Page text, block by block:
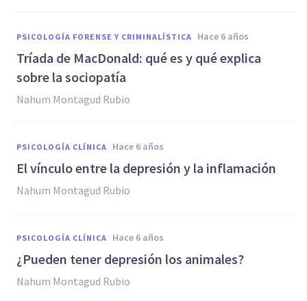
PSICOLOGÍA FORENSE Y CRIMINALÍSTICA hace 6 años
Tríada de MacDonald: qué es y qué explica
sobre la sociopatía
Nahum Montagud Rubio
PSICOLOGÍA CLÍNICA hace 6 años
El vínculo entre la depresión y la inflamación
Nahum Montagud Rubio
PSICOLOGÍA CLÍNICA hace 6 años
¿Pueden tener depresión los animales?
Nahum Montagud Rubio